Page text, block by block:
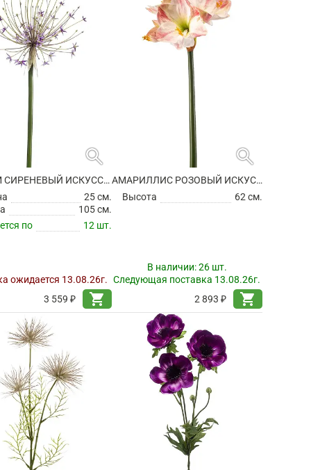
search
АЛЛИУМ СИРЕНЕВЫЙ ИСКУССТВЕННЫЙ
25 см.
105 см.
по
12 шт.
ожидается 13.08.26г.
3 559 ₽
shopping_cart
search
АМАРИЛЛИС РОЗОВЫЙ ИСКУССТВЕННЫЙ
Высота
62 см.
В наличии:26 шт.
Следующая поставка 13.08.26г.
2 893 ₽
shopping_cart